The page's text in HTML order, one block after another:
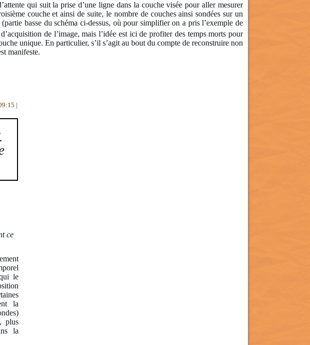
qui suit la prise d’une ligne dans la couche visée pour aller mesurer
couche et ainsi de suite, le nombre de couches ainsi sondées sur un
basse du schéma ci-dessus, où pour simplifier on a pris l’exemple de
de l’image, mais l’idée est ici de profiter des temps morts pour
unique. En particulier, s’il s’agit au bout du compte de reconstruire non
manifeste.
|
ce
le
la
plus
la